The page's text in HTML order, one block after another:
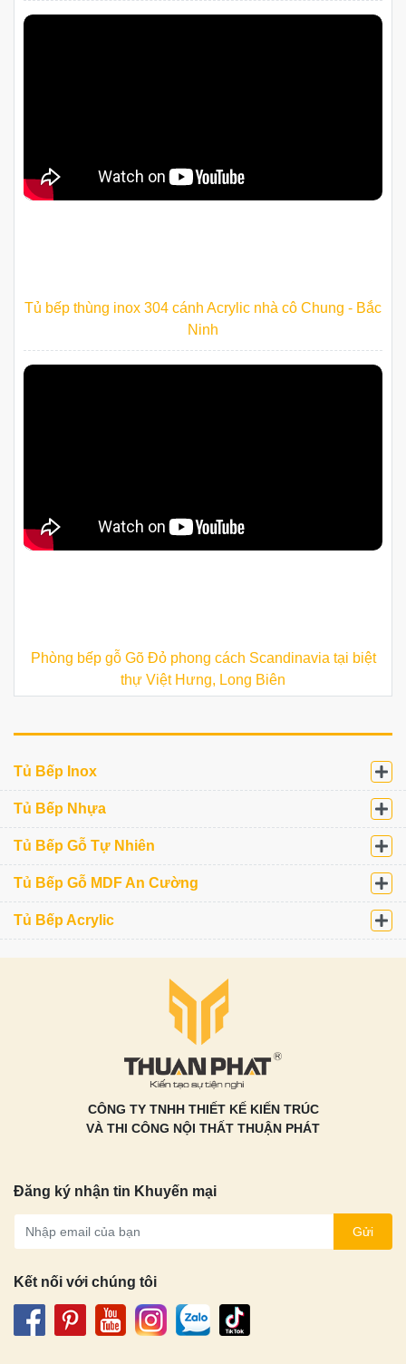
Tủ bếp thùng inox 304 cánh Acrylic nhà cô Chung - Bắc
Ninh
Phòng bếp gỗ Gõ Đỏ phong cách Scandinavia tại biệt
thự Việt Hưng, Long Biên
Tủ Bếp Inox
Tủ Bếp Nhựa
Tủ Bếp Gỗ Tự Nhiên
Tủ Bếp Gỗ MDF An Cường
Tủ Bếp Acrylic
CÔNG TY TNHH THIẾT KẾ KIẾN TRÚC
VÀ THI CÔNG NỘI THẤT THUẬN PHÁT
Đăng ký nhận tin Khuyến mại
Gửi
Kết nối với chúng tôi